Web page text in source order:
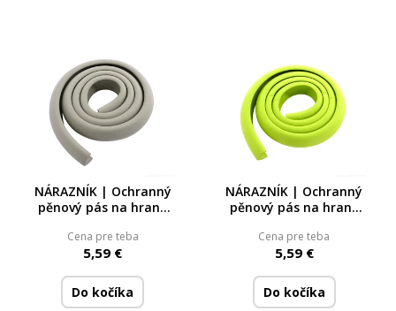
NÁRAZNÍK | Ochranný
pěnový pás na hrany
domov | délka 2 m
Cena pre teba
5,59 €
Do kočíka
NÁRAZNÍK | Ochranný
pěnový pás na hrany
domov | délka 2 m
Cena pre teba
5,59 €
Do kočíka